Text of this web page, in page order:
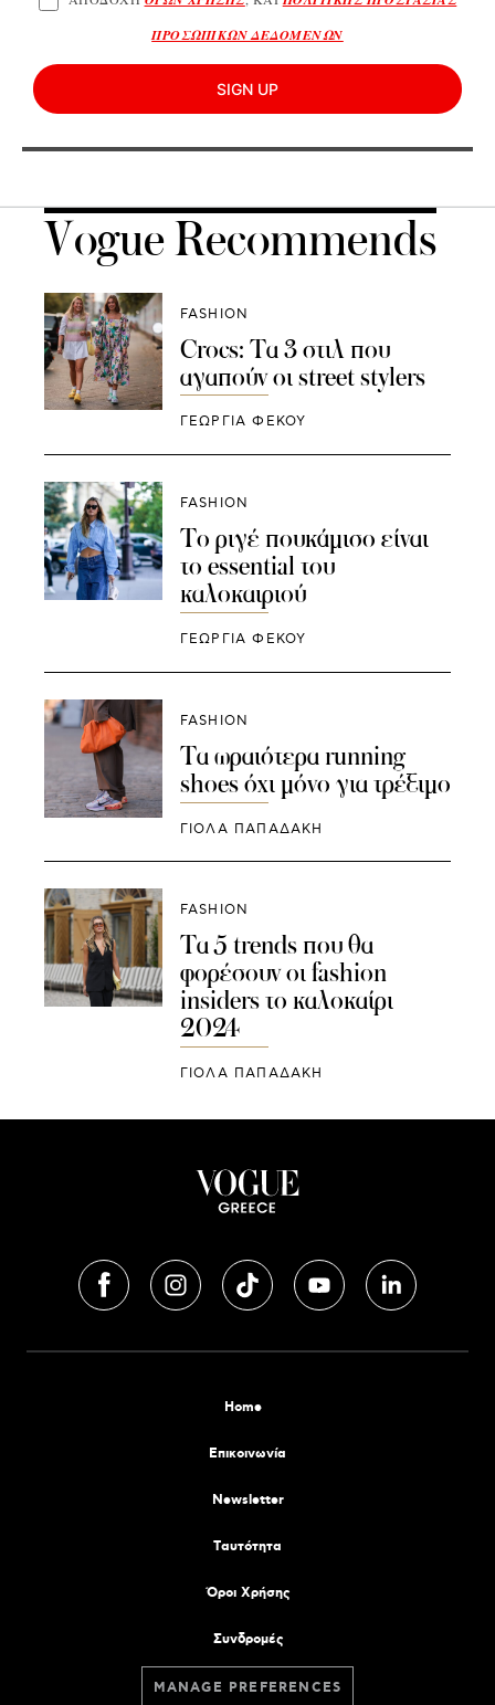
ΠΡΟΣΩΠΙΚΩΝ ΔΕΔΟΜΕΝΩΝ
SIGN UP
Vogue Recommends
FASHION
Crocs: Tα 3 στιλ που
αγαπούν οι street stylers
ΓΕΩΡΓΙΑ ΦΕΚΟΥ
FASHION
Το ριγέ πουκάμισο είναι
το essential του
καλοκαιριού
ΓΕΩΡΓΙΑ ΦΕΚΟΥ
FASHION
Τα ωραιότερα running
shoes όχι μόνο για τρέξιμο
ΓΙΌΛΑ ΠΑΠΑΔΆΚΗ
FASHION
Τα 5 trends που θα
φορέσουν οι fashion
insiders το καλοκαίρι
2024
ΓΙΌΛΑ ΠΑΠΑΔΆΚΗ
Home
Επικοινωνία
Newsletter
Tαυτότητα
Όροι Χρήσης
Συνδρομές
MANAGE PREFERENCES